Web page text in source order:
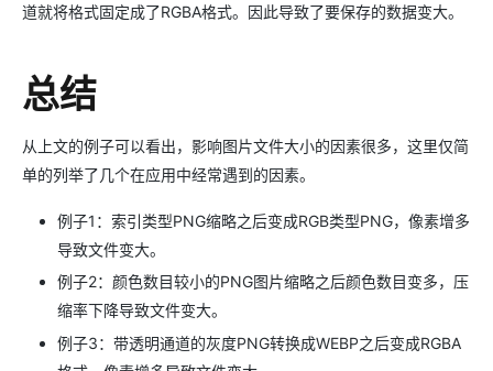
道就将格式固定成了RGBA格式。因此导致了要保存的数据变大。
总结
从上文的例子可以看出，影响图片文件大小的因素很多，这里仅简
单的列举了几个在应用中经常遇到的因素。
例子1：索引类型PNG缩略之后变成RGB类型PNG，像素增多
导致文件变大。
例子2：颜色数目较小的PNG图片缩略之后颜色数目变多，压
缩率下降导致文件变大。
例子3：带透明通道的灰度PNG转换成WEBP之后变成RGBA